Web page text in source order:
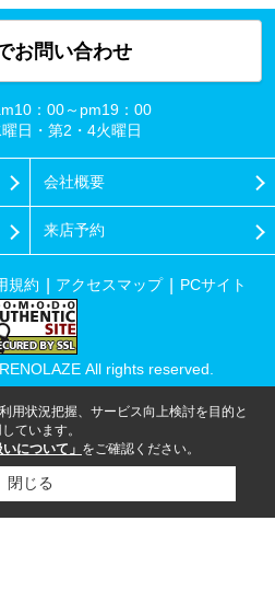
お問い合わせ
：00～pm19：00
日・第2・4火曜日
会社概要
来店予約
規約 アクセスマップ PCサイト
All rights reserved.
用状況把握、サービス向上検討を目的と
ています。
について」 をご確認ください。
閉じる